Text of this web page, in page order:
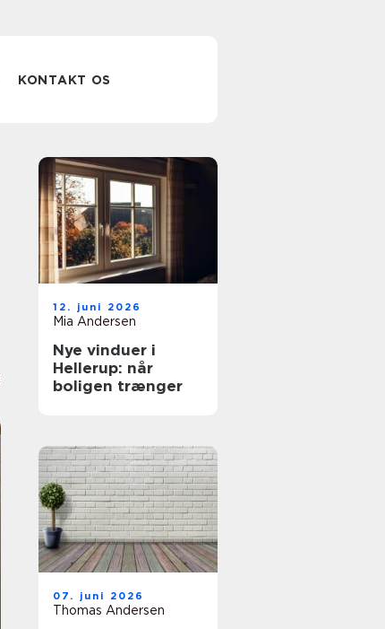
KONTAKT OS
12. juni 2026
Mia Andersen
Nye vinduer i
Hellerup: når
boligen trænger
07. juni 2026
Thomas Andersen